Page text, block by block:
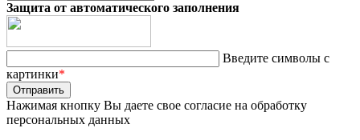
Защита от автоматического заполнения
Введите символы с
картинки*
Нажимая кнопку Вы даете свое согласие на обработку
персональных данных